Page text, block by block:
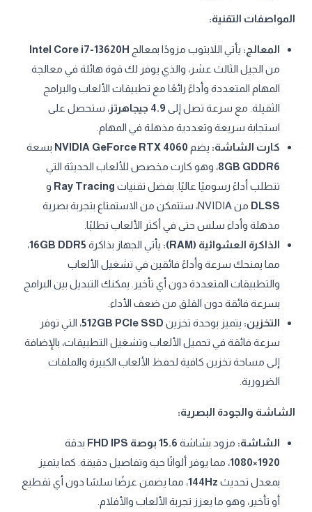
المواصفات التقنية:
المعالج: يأتي اللابتوب مزودًا بمعالج Intel Core i7-13620H
من الجيل الثالث عشر، والذي يوفر لك قوة هائلة في معالجة
المهام المتعددة وأداءً رائعًا مع تطبيقات الألعاب والبرامج
الثقيلة. مع سرعة تصل إلى 4.9 جيجاهرتز
، ستحصل على
استجابة سريعة وتعددية مذهلة في المهام.
كارت الشاشة: يضم NVIDIA GeForce RTX 4060 بسعة
8GB GDDR6، وهو كارت مخصص للألعاب الحديثة التي
تتطلب أداءً رسوميًا عاليًا. بفضل تقنيات Ray Tracing و
DLSS
من NVIDIA، ستتمكن من الاستمتاع بتجربة بصرية
مذهلة وأداء سلس حتى في أكثر الألعاب تطلبًا.
الذاكرة العشوائية (RAM):
يأتي الجهاز بذاكرة 16GB DDR5،
مما يمنحك سرعة وأداءً فائقين في تشغيل الألعاب
والتطبيقات المتعددة دون أي تأخير. يمكنك التبديل بين البرامج
بسرعة فائقة دون القلق من ضعف الأداء.
التخزين: يتميز بوحدة تخزين 512GB PCIe SSD، التي توفر
سرعة فائقة في تحميل الألعاب وتشغيل التطبيقات، بالإضافة
إلى مساحة تخزين كافية لحفظ الألعاب الكبيرة والملفات
الضرورية.
الشاشة والجودة البصرية:
الشاشة: مزود بشاشة 15.6 بوصة FHD IPS
بدقة
1920×1080
، مما يوفر ألوانًا حية وتفاصيل دقيقة. كما يتميز
بمعدل تحديث 144Hz، مما يضمن عرضًا سلسًا دون أي تقطيع
أو تأخير، وهو ما يعزز تجربة الألعاب والأفلام.